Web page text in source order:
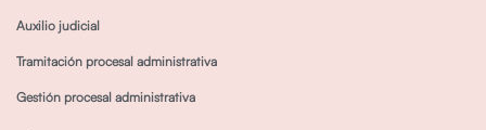
Auxilio judicial
Tramitación procesal administrativa
Gestión procesal administrativa